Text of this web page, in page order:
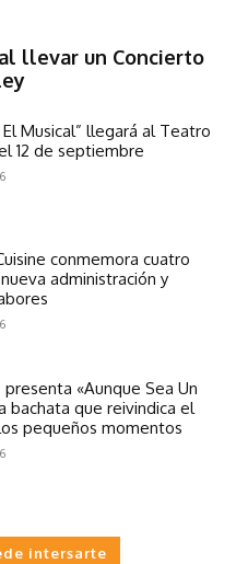
llevar un Concierto
El Musical” llegará al Teatro
12 de septiembre
conmemora cuatro
administración y
presenta «Aunque Sea Un
bachata que reivindica el
pequeños momentos
intersarte